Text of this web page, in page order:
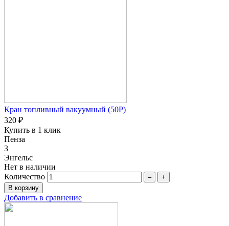
Кран топливный вакуумный (50P)
320 ₽
Купить в 1 клик
Пенза
3
Энгельс
Нет в наличии
Количество
– +
Добавить в сравнение